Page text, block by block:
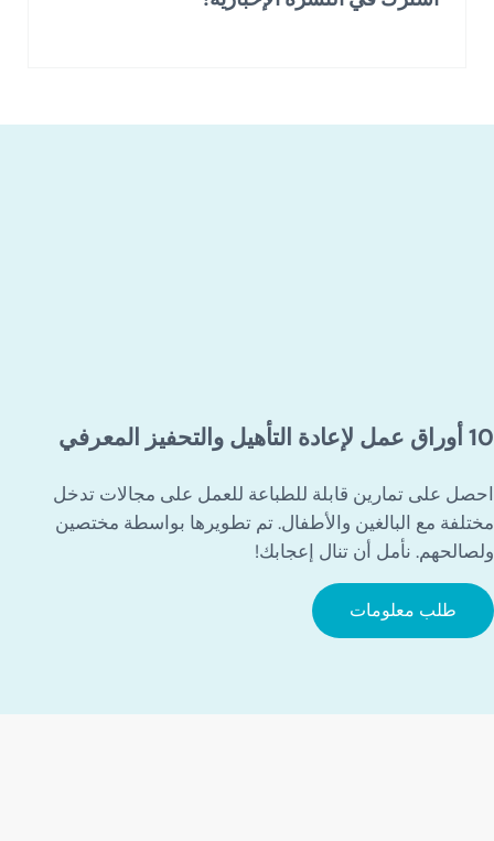
10 أوراق عمل لإعادة التأهيل والتحفيز المعرفي
احصل على تمارين قابلة للطباعة للعمل على مجالات تدخل
مختلفة مع البالغين والأطفال. تم تطويرها بواسطة مختصين
ولصالحهم. نأمل أن تنال إعجابك!
طلب معلومات